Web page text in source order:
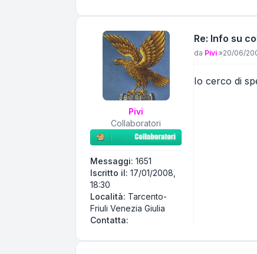
Pivi
Collaboratori
Messaggi: 1651
Iscritto il: 17/01/2008,
18:30
Località: Tarcento-
Friuli Venezia Giulia
Contatta:
Re: Info su
Messaggio
da Pivi »20/06/
Io cerco di